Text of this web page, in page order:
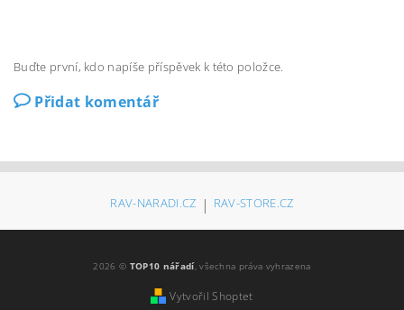
Buďte první, kdo napíše příspěvek k této položce.
Přidat komentář
RAV-NARADI.CZ | RAV-STORE.CZ
2026 © TOP10 nářadí, všechna práva vyhrazena
Vytvořil Shoptet